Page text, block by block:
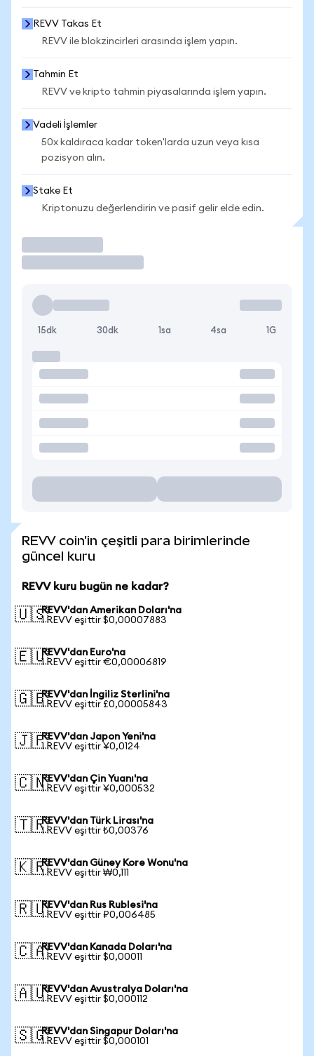
REVV Takas Et
REVV ile blokzincirleri arasında işlem yapın.
Tahmin Et
REVV ve kripto tahmin piyasalarında işlem yapın.
Vadeli İşlemler
50x kaldıraca kadar token'larda uzun veya kısa
pozisyon alın.
Stake Et
Kriptonuzu değerlendirin ve pasif gelir elde edin.
15dk 30dk 1sa 4sa 1G
REVV coin'in çeşitli para birimlerinde
güncel kuru
REVV kuru bugün ne kadar?
🇺🇸REVV'dan Amerikan Doları'na
1 REVV eşittir $0,00007883
🇪🇺REVV'dan Euro'na
1 REVV eşittir €0,00006819
🇬🇧REVV'dan İngiliz Sterlini'na
1 REVV eşittir £0,00005843
🇯🇵REVV'dan Japon Yeni'na
1 REVV eşittir ¥0,0124
🇨🇳REVV'dan Çin Yuanı'na
1 REVV eşittir ¥0,000532
🇹🇷REVV'dan Türk Lirası'na
1 REVV eşittir ₺0,00376
🇰🇷REVV'dan Güney Kore Wonu'na
1 REVV eşittir ₩0,111
🇷🇺REVV'dan Rus Rublesi'na
1 REVV eşittir ₽0,006485
🇨🇦REVV'dan Kanada Doları'na
1 REVV eşittir $0,00011
🇦🇺REVV'dan Avustralya Doları'na
1 REVV eşittir $0,000112
🇸🇬REVV'dan Singapur Doları'na
1 REVV eşittir $0,000101